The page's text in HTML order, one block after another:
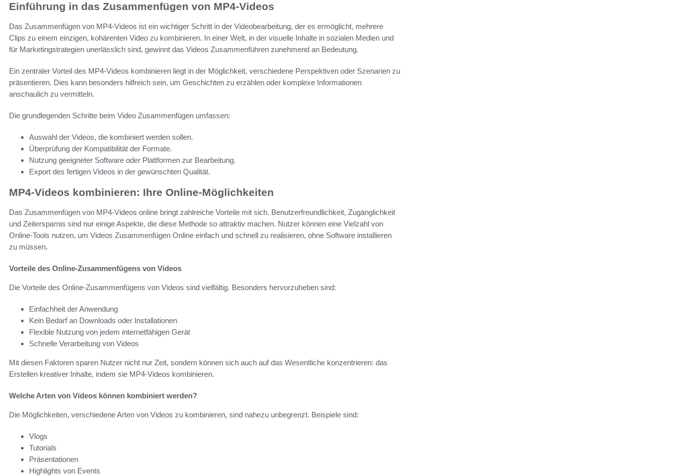
Einführung in das Zusammenfügen von MP4-Videos
Das Zusammenfügen von MP4-Videos ist ein wichtiger Schritt in der Videobearbeitung, der es ermöglicht, mehrere
Clips zu einem einzigen, kohärenten Video zu kombinieren. In einer Welt, in der visuelle Inhalte in sozialen Medien und
für Marketingstrategien unerlässlich sind, gewinnt das Videos Zusammenführen zunehmend an Bedeutung.
Ein zentraler Vorteil des MP4-Videos kombinieren liegt in der Möglichkeit, verschiedene Perspektiven oder Szenarien zu
präsentieren. Dies kann besonders hilfreich sein, um Geschichten zu erzählen oder komplexe Informationen
anschaulich zu vermitteln.
Die grundlegenden Schritte beim Video Zusammenfügen umfassen:
Auswahl der Videos, die kombiniert werden sollen.
Überprüfung der Kompatibilität der Formate.
Nutzung geeigneter Software oder Plattformen zur Bearbeitung.
Export des fertigen Videos in der gewünschten Qualität.
MP4-Videos kombinieren: Ihre Online-Möglichkeiten
Das Zusammenfügen von MP4-Videos online bringt zahlreiche Vorteile mit sich. Benutzerfreundlichkeit, Zugänglichkeit
und Zeitersparnis sind nur einige Aspekte, die diese Methode so attraktiv machen. Nutzer können eine Vielzahl von
Online-Tools nutzen, um Videos Zusammenfügen Online einfach und schnell zu realisieren, ohne Software installieren
zu müssen.
Vorteile des Online-Zusammenfügens von Videos
Die Vorteile des Online-Zusammenfügens von Videos sind vielfältig. Besonders hervorzuheben sind:
Einfachheit der Anwendung
Kein Bedarf an Downloads oder Installationen
Flexible Nutzung von jedem internetfähigen Gerät
Schnelle Verarbeitung von Videos
Mit diesen Faktoren sparen Nutzer nicht nur Zeit, sondern können sich auch auf das Wesentliche konzentrieren: das
Erstellen kreativer Inhalte, indem sie MP4-Videos kombinieren.
Welche Arten von Videos können kombiniert werden?
Die Möglichkeiten, verschiedene Arten von Videos zu kombinieren, sind nahezu unbegrenzt. Beispiele sind:
Vlogs
Tutorials
Präsentationen
Highlights von Events